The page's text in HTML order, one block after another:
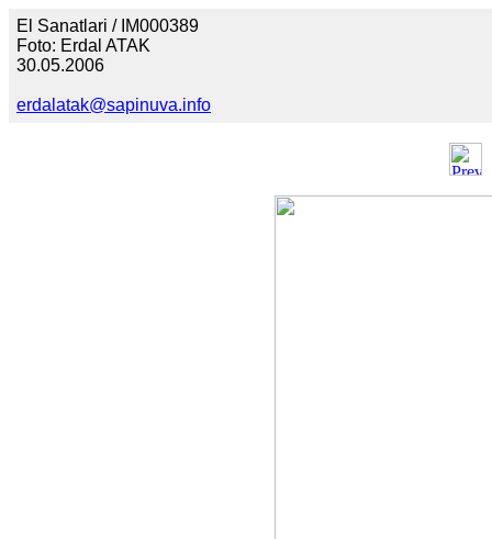
El Sanatlari / IM000389
Foto: Erdal ATAK
30.05.2006
erdalatak@sapinuva.info